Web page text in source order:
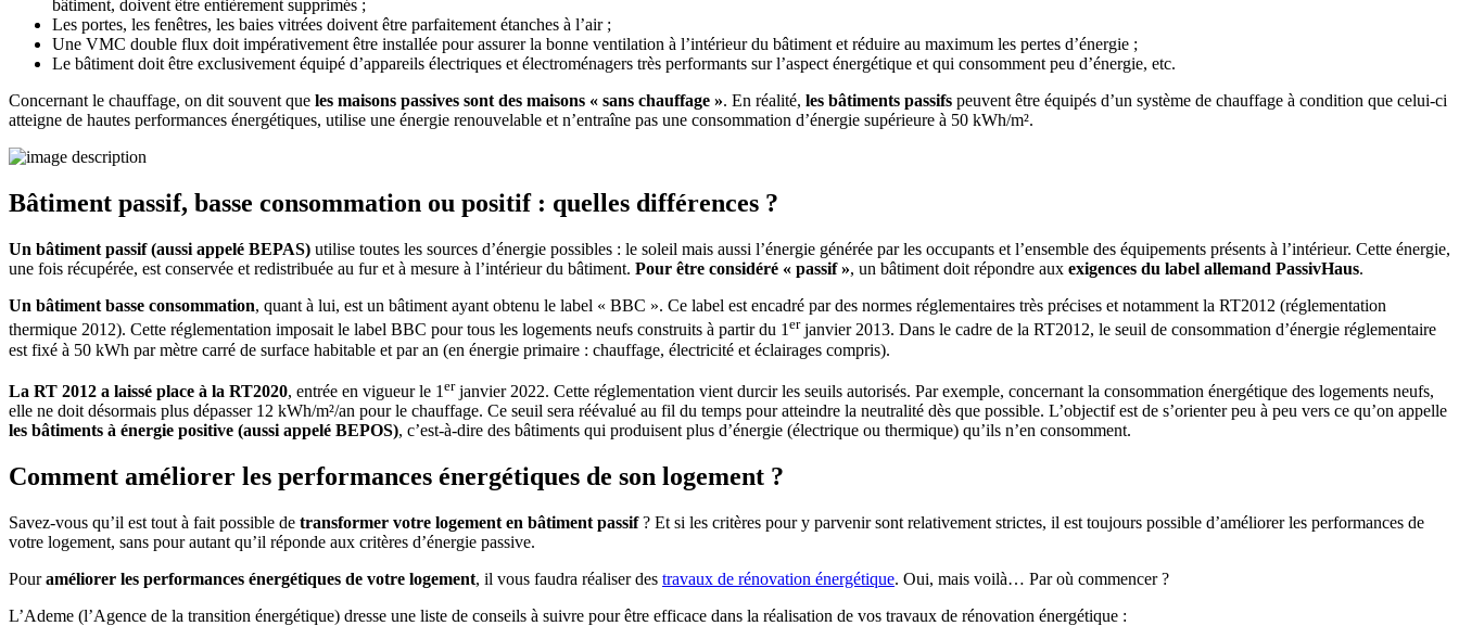
bâtiment, doivent être entièrement supprimés ;
Les portes, les fenêtres, les baies vitrées doivent être parfaitement étanches à l’air ;
Une VMC double flux doit impérativement être installée pour assurer la bonne ventilation à l’intérieur du bâtiment et réduire au maximum les pertes d’énergie ;
Le bâtiment doit être exclusivement équipé d’appareils électriques et électroménagers très performants sur l’aspect énergétique et qui consomment peu d’énergie, etc.
Concernant le chauffage, on dit souvent que les maisons passives sont des maisons « sans chauffage ». En réalité, les bâtiments passifs peuvent être équipés d’un système de chauffage à condition que celui-ci
atteigne de hautes performances énergétiques, utilise une énergie renouvelable et n’entraîne pas une consommation d’énergie supérieure à 50 kWh/m².
Bâtiment passif, basse consommation ou positif : quelles différences ?
Un bâtiment passif (aussi appelé BEPAS) utilise toutes les sources d’énergie possibles : le soleil mais aussi l’énergie générée par les occupants et l’ensemble des équipements présents à l’intérieur. Cette énergie,
une fois récupérée, est conservée et redistribuée au fur et à mesure à l’intérieur du bâtiment. Pour être considéré « passif », un bâtiment doit répondre aux exigences du label allemand PassivHaus.
Un bâtiment basse consommation, quant à lui, est un bâtiment ayant obtenu le label « BBC ». Ce label est encadré par des normes réglementaires très précises et notamment la RT2012 (réglementation
thermique 2012). Cette réglementation imposait le label BBC pour tous les logements neufs construits à partir du 1erjanvier 2013. Dans le cadre de la RT2012, le seuil de consommation d’énergie réglementaire
est fixé à 50 kWh par mètre carré de surface habitable et par an (en énergie primaire : chauffage, électricité et éclairages compris).
La RT 2012 a laissé place à la RT2020, entrée en vigueur le 1 erjanvier 2022. Cette réglementation vient durcir les seuils autorisés. Par exemple, concernant la consommation énergétique des logements neufs,
elle ne doit désormais plus dépasser 12 kWh/m²/an pour le chauffage. Ce seuil sera réévalué au fil du temps pour atteindre la neutralité dès que possible. L’objectif est de s’orienter peu à peu vers ce qu’on appelle
les bâtiments à énergie positive (aussi appelé BEPOS), c’est-à-dire des bâtiments qui produisent plus d’énergie (électrique ou thermique) qu’ils n’en consomment.
Comment améliorer les performances énergétiques de son logement ?
Savez-vous qu’il est tout à fait possible de transformer votre logement en bâtiment passif? Et si les critères pour y parvenir sont relativement strictes, il est toujours possible d’améliorer les performances de
votre logement, sans pour autant qu’il réponde aux critères d’énergie passive.
Pouraméliorer les performances énergétiques de votre logement, il vous faudra réaliser des travaux de rénovation énergétique. Oui, mais voilà… Par où commencer ?
L’Ademe (l’Agence de la transition énergétique) dresse une liste de conseils à suivre pour être efficace dans la réalisation de vos travaux de rénovation énergétique :